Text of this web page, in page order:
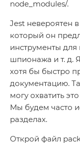
node_modules/.
Jest невероятен
который он
инструменты
шпионажа и т. д.
хотя бы быстро
документацию.
могу охватить
Мы будем часто
разделах.
Открой файл